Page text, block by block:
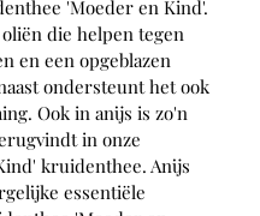
'Moeder en Kind'.
oliën die helpen tegen
en een opgeblazen
ondersteunt het ook
Ook in anijs is zo'n
in onze
kruidenthee. Anijs
essentiële